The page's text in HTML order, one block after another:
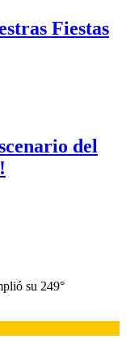
Fiestas
del
su 249°